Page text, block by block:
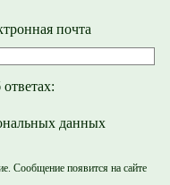
почта
данных
Сообщение появится на сайте